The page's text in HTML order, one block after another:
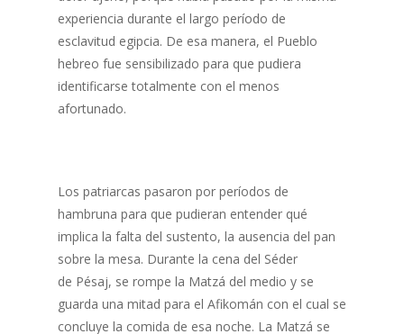
experiencia durante el largo período de
esclavitud egipcia. De esa manera, el Pueblo
hebreo fue sensibilizado para que pudiera
identificarse totalmente con el menos
afortunado.
Los patriarcas pasaron por períodos de
hambruna para que pudieran entender qué
implica la falta del sustento, la ausencia del pan
sobre la mesa. Durante la cena del Séder
de Pésaj, se rompe la Matzá del medio y se
guarda una mitad para el Afikomán con el cual se
concluye la comida de esa noche. La Matzá se